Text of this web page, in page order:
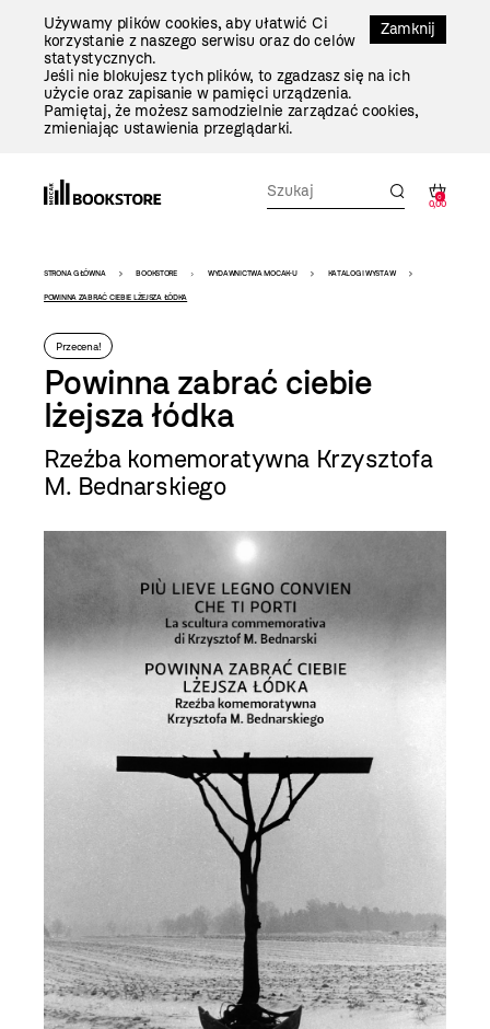
Zamknij
Używamy plików cookies, aby ułatwić Ci
korzystanie z naszego serwisu oraz do celów
statystycznych.
Jeśli nie blokujesz tych plików, to zgadzasz się na ich
użycie oraz zapisanie w pamięci urządzenia.
Pamiętaj, że możesz samodzielnie zarządzać cookies,
zmieniając ustawienia przeglądarki.
0
0,00
Bookstore
-
szablon
szczegóły
STRONA GŁÓWNA BOOKSTORE WYDAWNICTWA MOCAK-U KATALOGI WYSTAW
POWINNA ZABRAĆ CIEBIE LŻEJSZA ŁÓDKA
Przecena!
Powinna zabrać ciebie
lżejsza łódka
Rzeźba komemoratywna Krzysztofa
M. Bednarskiego